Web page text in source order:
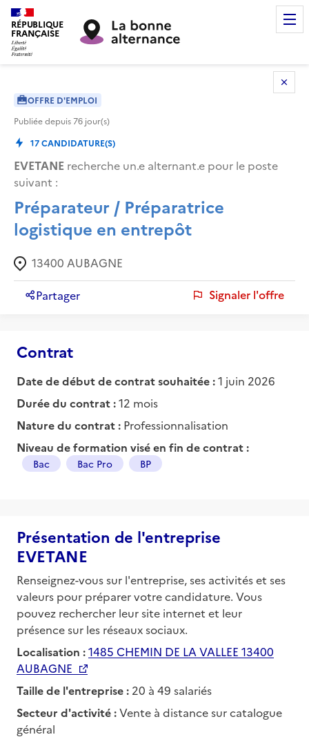
RÉPUBLIQUE
FRANÇAISE
OFFRE D'EMPLOI
Publiée depuis76 jour(s)
17CANDIDATURE(S)
EVETANE recherche un.e alternant.e pour le poste
suivant :
Préparateur / Préparatrice
logistique en entrepôt
13400 AUBAGNE
Partager Signaler l'offre
Contrat
Date de début de contrat souhaitée :1 juin 2026
Durée du contrat :12 mois
Nature du contrat : Professionnalisation
Niveau de formation visé en fin de contrat :
Bac Bac Pro BP
Présentation de l'entreprise
EVETANE
Renseignez-vous sur l'entreprise, ses activités et ses
valeurs pour préparer votre candidature. Vous
pouvez rechercher leur site internet et leur
présence sur les réseaux sociaux.
Localisation :1485 CHEMIN DE LA VALLEE 13400
AUBAGNE
Taille de l'entreprise : 20 à 49 salariés
Secteur d'activité :Vente à distance sur catalogue
général